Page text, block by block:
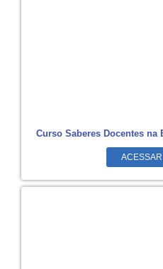
Curso Saberes Docentes na